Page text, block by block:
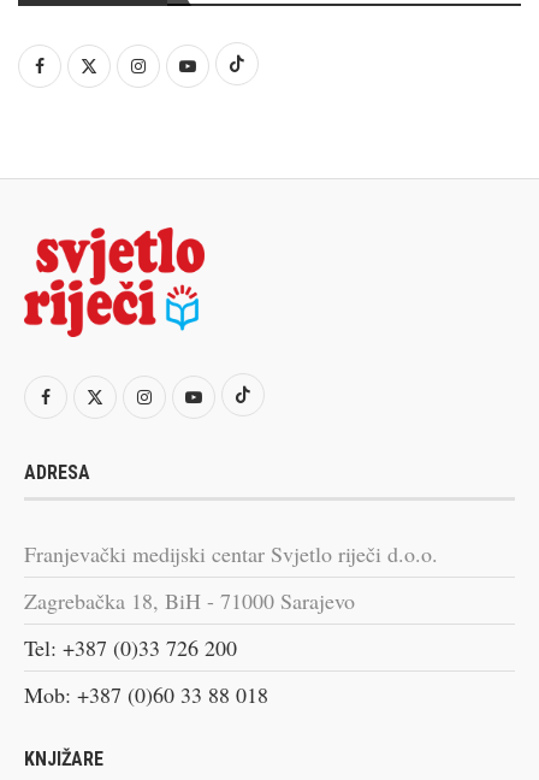
ADRESA
Franjevački medijski centar Svjetlo riječi d.o.o.
Zagrebačka 18, BiH - 71000 Sarajevo
Tel: +387 (0)33 726 200
Mob: +387 (0)60 33 88 018
KNJIŽARE